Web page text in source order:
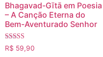
Bhagavad-Gītā em Poesia
– A Canção Eterna do
Bem-Aventurado Senhor
Avaliação
5.00
R$ 59,90